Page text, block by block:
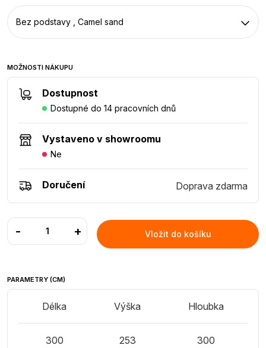
Bez podstavy , Camel sand
MOŽNOSTI NÁKUPU
Dostupnost
Dostupné do 14 pracovních dnů
Vystaveno v showroomu
Ne
Doručení Doprava zdarma
- + Vložit do košíku
PARAMETRY (CM)
Délka
300
Výška
253
Hloubka
300